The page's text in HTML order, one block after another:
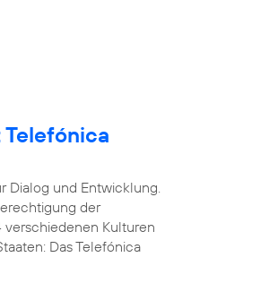
Dialog und Entwicklung.
der
verschiedenen Kulturen
Das Telefónica